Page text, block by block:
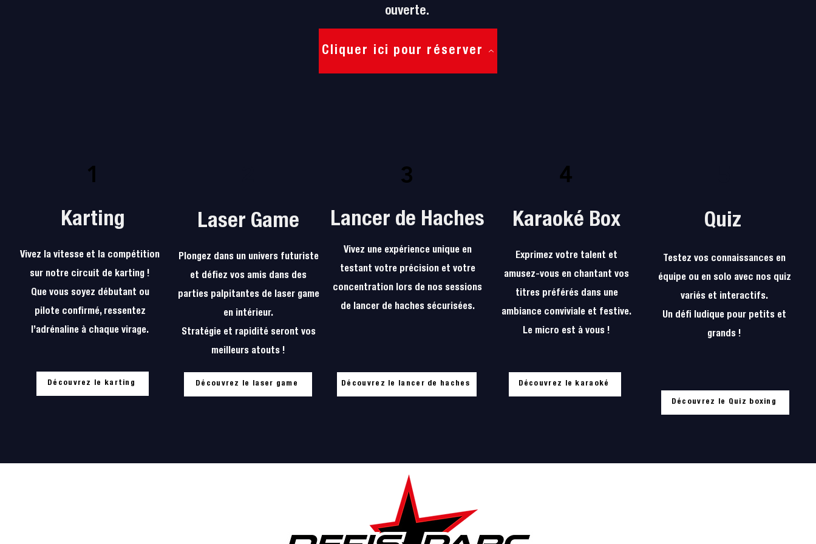
ouverte.
Cliquer ici pour réserver
Nos services
Karting
Vivez la vitesse et la compétition
sur notre circuit de karting !
Que vous soyez débutant ou
pilote confirmé, ressentez
l’adrénaline à chaque virage.
Découvrez le karting
1
Laser Game
Plongez dans un univers futuriste
et défiez vos amis dans des
parties palpitantes de laser game
en intérieur.
Stratégie et rapidité seront vos
meilleurs atouts !
Découvrez le laser game
3
Lancer de Haches
Vivez une expérience unique en
testant votre précision et votre
concentration lors de nos sessions
de lancer de haches sécurisées.
Découvrez le lancer de haches
4
Karaoké Box
Exprimez votre talent et
amusez-vous en chantant vos
titres préférés dans une
ambiance conviviale et festive.
Le micro est à vous !
Découvrez le karaoké
Quiz
Testez vos connaissances en
équipe ou en solo avec nos quiz
variés et interactifs.
Un défi ludique pour petits et
grands !
Découvrez le Quiz boxing